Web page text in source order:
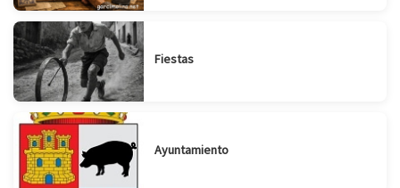
Fiestas
Ayuntamiento